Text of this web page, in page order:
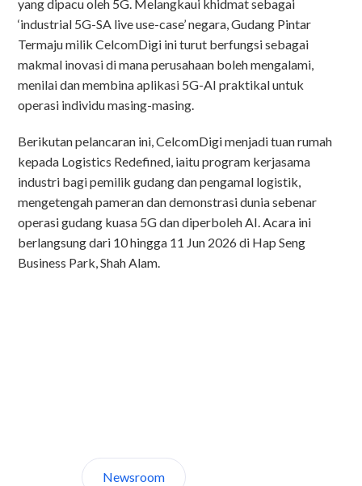
yang dipacu oleh 5G. Melangkaui khidmat sebagai
‘industrial 5G-SA live use-case’ negara, Gudang Pintar
Termaju milik CelcomDigi ini turut berfungsi sebagai
makmal inovasi di mana perusahaan boleh mengalami,
menilai dan membina aplikasi 5G-AI praktikal untuk
operasi individu masing-masing.
Berikutan pelancaran ini, CelcomDigi menjadi tuan rumah
kepada Logistics Redefined, iaitu program kerjasama
industri bagi pemilik gudang dan pengamal logistik,
mengetengah pameran dan demonstrasi dunia sebenar
operasi gudang kuasa 5G dan diperboleh AI. Acara ini
berlangsung dari 10 hingga 11 Jun 2026 di Hap Seng
Business Park, Shah Alam.
Newsroom